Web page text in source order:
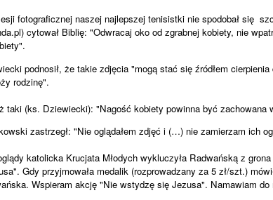
fotograficznej naszej najlepszej tenisistki nie spodobał się
cytował Biblię: "Odwracaj oko od zgrabnej kobiety, nie
podnosił, że takie zdjęcia "mogą stać się źródłem
rodzinę".
taki (ks. Dziewiecki): "Nagość kobiety powinna być zachowana
zastrzegł: "Nie oglądałem zdjęć i (…) nie zamierzam ich
katolicka Krucjata Młodych wykluczyła Radwańską z
Gdy przyjmowała medalik (rozprowadzany za 5 zł/szt.)
Wspieram akcję "Nie wstydzę się Jezusa". Namawiam